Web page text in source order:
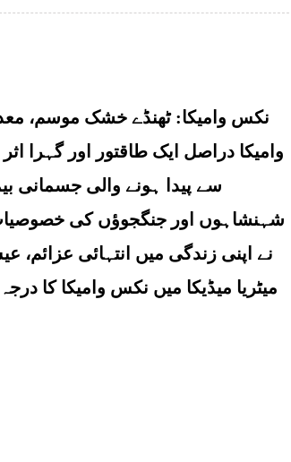
نکس وامیکا: ٹھنڈے خشک موسم،
وامیکا دراصل ایک طاقتور اور
سے پیدا ہونے والی جسمانی
شہنشاہوں اور جنگجوؤں کی
نے اپنی زندگی میں انتہائی عزائم،
میٹریا میڈیکا میں نکس وامیکا کا